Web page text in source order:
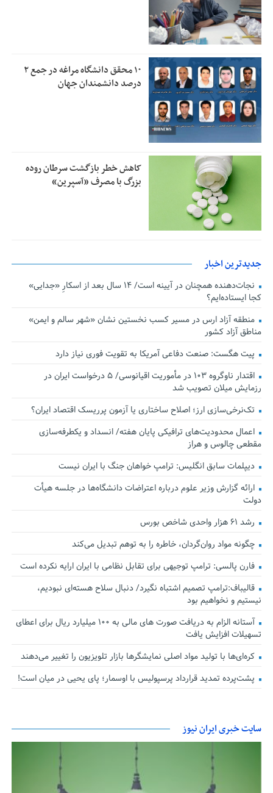
۱۰ محقق دانشگاه مراغه در جمع ۲
درصد دانشمندان جهان
کاهش خطر بازگشت سرطان روده
بزرگ با مصرف «آسپرین»
جدیدترین اخبار
نجات‌دهنده‌ همچنان در آیینه است/ ۱۴ سال بعد از اسکارِ «جدایی»
کجا ایستاده‌ایم؟
منطقه آزاد ارس در مسیر کسب نخستین نشان «شهر سالم و ایمن»
مناطق آزاد کشور
پیت هگست: صنعت دفاعی آمریکا به تقویت فوری نیاز دارد
اقتدار ناوگروه ۱۰۳ در مأموریت‌ اقیانوسی/ ۵ درخواست ایران در
رزمایش میلان تصویب شد
تک‌نرخی‌سازی ارز؛ اصلاح ساختاری یا آزمون پرریسک اقتصاد ایران؟
اعمال محدودیت‌های ترافیکی پایان هفته/ انسداد و یکطرفه‌سازی
مقطعی چالوس و هراز
دیپلمات سابق انگلیس:‌ ترامپ خواهان جنگ با ایران نیست
ارائه گزارش وزیر علوم درباره اعتراضات دانشگاه‌ها در جلسه هیأت
دولت
رشد ۶۱ هزار واحدی شاخص بورس
چگونه مواد روان‌گردان، خاطره را به توهم تبدیل می‌کند
فارن پالسی: ترامپ توجیهی برای تقابل نظامی با ایران ارایه نکرده است
قالیباف:ترامپ تصمیم اشتباه نگیرد/ دنبال سلاح هسته‌ای نبودیم،
نیستیم و نخواهیم بود
آستانه الزام به دریافت صورت های مالی به ۱۰۰ میلیارد ریال برای اعطای
تسهیلات افزایش یافت
کره‌ای‌ها با تولید مواد اصلی نمایشگرها بازار تلویزیون را تغییر می‌دهند
پشت‌پرده تمدید قرارداد پرسپولیس با اوسمار؛ پای یحیی در میان است!
سایت خبری ایران نیوز